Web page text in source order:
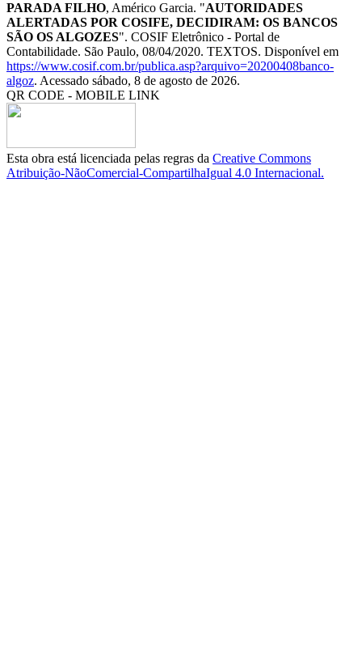
PARADA FILHO, Américo Garcia. "AUTORIDADES
ALERTADAS POR COSIFE, DECIDIRAM: OS BANCOS
SÃO OS ALGOZES". COSIF Eletrônico - Portal de
Contabilidade. São Paulo, 08/04/2020. TEXTOS. Disponível em
https://www.cosif.com.br/publica.asp?arquivo=20200408banco-
algoz. Acessado sábado, 8 de agosto de 2026.
QR CODE - MOBILE LINK
Esta obra está licenciada pelas regras da Creative Commons
Atribuição-NãoComercial-CompartilhaIgual 4.0 Internacional.